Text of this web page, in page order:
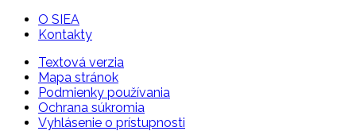
O SIEA
Kontakty
Textová verzia
Mapa stránok
Podmienky používania
Ochrana súkromia
Vyhlásenie o prístupnosti